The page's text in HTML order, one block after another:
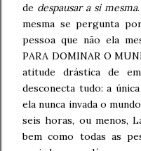
de despausar a si mesma
mesma se pergunta
pessoa que não ela
PARA DOMINAR O
atitude drástica de
desconecta tudo: a
ela nunca invada o
seis horas, ou menos,
bem como todas as